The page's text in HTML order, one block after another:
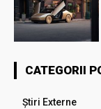
CATEGORII
Știri Externe